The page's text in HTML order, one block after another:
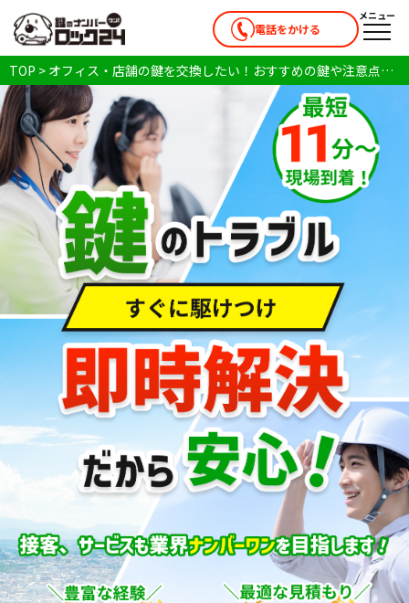
電話をかける
メニュー
メニ
TOP > オフィス・店舗の鍵を交換したい！おすすめの鍵や注意点を解説